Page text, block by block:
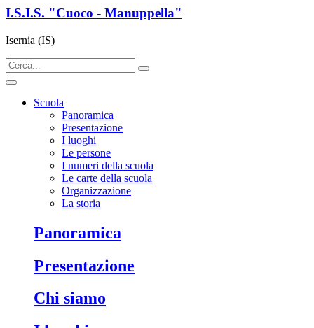
I.S.I.S. "Cuoco - Manuppella"
Isernia (IS)
Scuola
Panoramica
Presentazione
I luoghi
Le persone
I numeri della scuola
Le carte della scuola
Organizzazione
La storia
panoramica
presentazione
chi siamo